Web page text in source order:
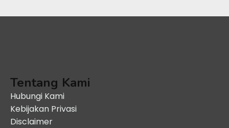
Tentang Kami
Hubungi Kami
Kebijakan Privasi
Disclaimer